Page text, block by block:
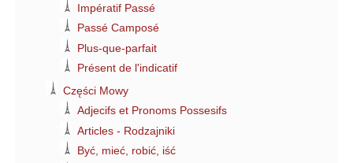
Impératif Passé
Passé Camposé
Plus-que-parfait
Présent de l'indicatif
Części Mowy
Adjecifs et Pronoms Possesifs
Articles - Rodzajniki
Być, mieć, robić, iść